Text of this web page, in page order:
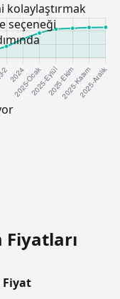
kolaylaştırmak
seçeneği
Fiyatları